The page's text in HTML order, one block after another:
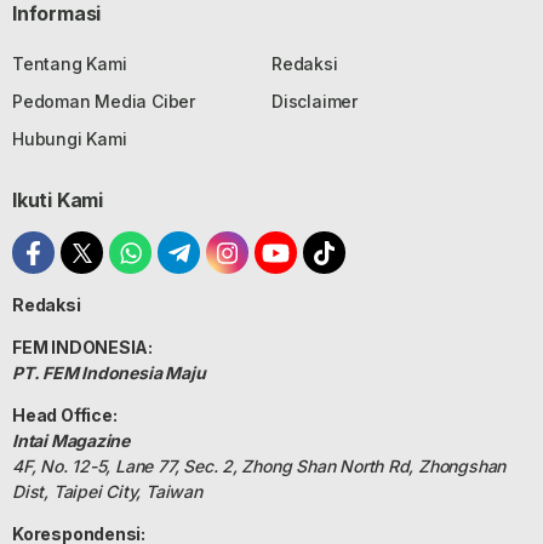
Informasi
Tentang Kami
Redaksi
Pedoman Media Ciber
Disclaimer
Hubungi Kami
Ikuti Kami
Redaksi
FEM INDONESIA:
PT. FEM Indonesia Maju
Head Office:
Intai Magazine
4F, No. 12-5, Lane 77, Sec. 2, Zhong Shan North Rd, Zhongshan
Dist, Taipei City, Taiwan
Korespondensi: